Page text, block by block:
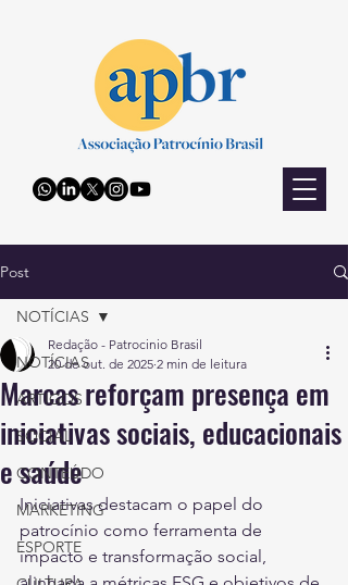
Post
NOTÍCIAS
ARTIGOS
SOCIAL
CONTEÚDO
MARKETING
ESPORTE
NOTÍCIAS
Marcas reforçam presença em
iniciativas sociais, educacionais
e saúde
Redação - Patrocinio Brasil
20 de out. de 2025 2 min de leitura
Iniciativas destacam o papel do
patrocínio como ferramenta de
impacto e transformação social,